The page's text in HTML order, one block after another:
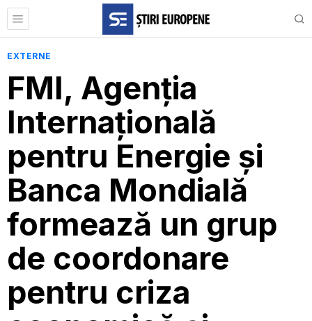
EXTERNE
FMI, Agenția
Internațională
pentru Energie și
Banca Mondială
formează un grup
de coordonare
pentru criza